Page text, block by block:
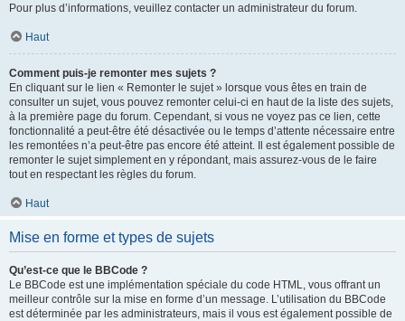
Pour plus d’informations, veuillez contacter un administrateur du forum.
Haut
Comment puis-je remonter mes sujets ?
En cliquant sur le lien « Remonter le sujet » lorsque vous êtes en train de
consulter un sujet, vous pouvez remonter celui-ci en haut de la liste des sujets,
à la première page du forum. Cependant, si vous ne voyez pas ce lien, cette
fonctionnalité a peut-être été désactivée ou le temps d’attente nécessaire entre
les remontées n’a peut-être pas encore été atteint. Il est également possible de
remonter le sujet simplement en y répondant, mais assurez-vous de le faire
tout en respectant les règles du forum.
Haut
Mise en forme et types de sujets
Qu’est-ce que le BBCode ?
Le BBCode est une implémentation spéciale du code HTML, vous offrant un
meilleur contrôle sur la mise en forme d’un message. L’utilisation du BBCode
est déterminée par les administrateurs, mais il vous est également possible de